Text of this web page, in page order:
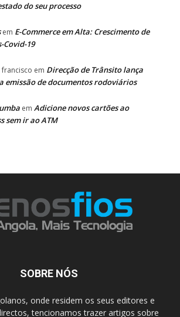
do seu processo
em E-Commerce em Alta: Crescimento de
Covid-19
em Direcção de Trânsito lança
de documentos rodoviários
em Adicione novos cartões ao
sem ir ao ATM
SOBRE NÓS
onde residem os seus editores e
tencionamos trazer artigos sobre